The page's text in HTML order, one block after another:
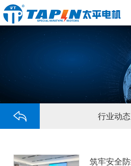
行业动态